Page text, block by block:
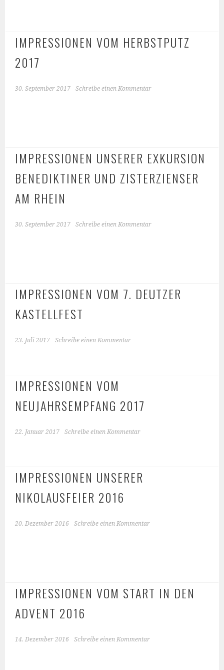
IMPRESSIONEN VOM HERBSTPUTZ
2017
30. September 2017 Schreibe einen Kommentar
IMPRESSIONEN UNSERER EXKURSION
BENEDIKTINER UND ZISTERZIENSER
AM RHEIN
30. September 2017 Schreibe einen Kommentar
IMPRESSIONEN VOM 7. DEUTZER
KASTELLFEST
23. Juli 2017 Schreibe einen Kommentar
IMPRESSIONEN VOM
NEUJAHRSEMPFANG 2017
22. Januar 2017 Schreibe einen Kommentar
IMPRESSIONEN UNSERER
NIKOLAUSFEIER 2016
20. Dezember 2016 Schreibe einen Kommentar
IMPRESSIONEN VOM START IN DEN
ADVENT 2016
14. Dezember 2016 Schreibe einen Kommentar